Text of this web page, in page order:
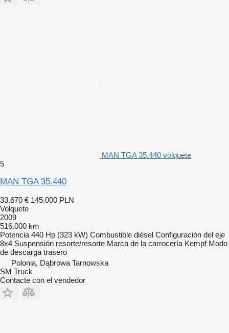
MAN TGA 35.440 volquete
5
MAN TGA 35.440
33.670 € 145.000 PLN
Volquete
2009
516.000 km
Potencia 440 Hp (323 kW) Combustible diésel Configuración del eje
8x4 Suspensión resorte/resorte Marca de la carrocería Kempf Modo
de descarga trasero
Polonia, Dąbrowa Tarnowska
SM Truck
Contacte con el vendedor